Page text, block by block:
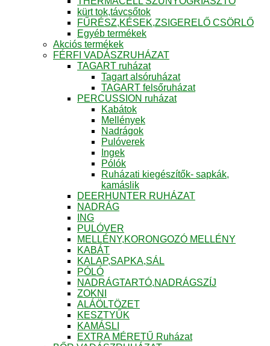
kürt tok,távcsőtok
FŰRÉSZ,KÉSEK,ZSIGERELŐ CSÖRLŐ
Egyéb termékek
Akciós termékek
FÉRFI VADÁSZRUHÁZAT
TAGART ruházat
Tagart alsóruházat
TAGART felsőruházat
PERCUSSION ruházat
Kabátok
Mellények
Nadrágok
Pulóverek
Ingek
Pólók
Ruházati kiegészítők- sapkák,
kamáslik
DEERHUNTER RUHÁZAT
NADRÁG
ING
PULÓVER
MELLÉNY,KORONGOZÓ MELLÉNY
KABÁT
KALAP,SAPKA,SÁL
PÓLÓ
NADRÁGTARTÓ,NADRÁGSZÍJ
ZOKNI
ALÁÖLTÖZET
KESZTYŰK
KAMÁSLI
EXTRA MÉRETŰ Ruházat